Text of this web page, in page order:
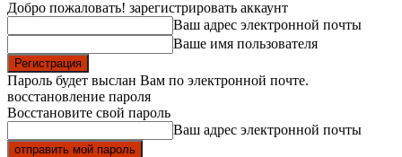
Добро пожаловать! зарегистрировать аккаунт
Ваш адрес электронной почты
Ваше имя пользователя
Пароль будет выслан Вам по электронной почте.
восстановление пароля
Восстановите свой пароль
Ваш адрес электронной почты